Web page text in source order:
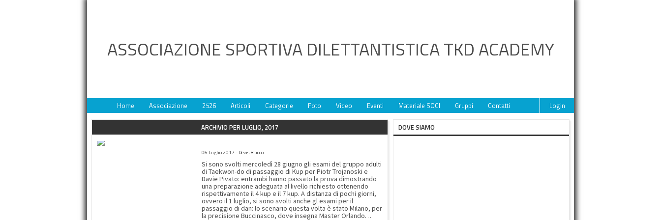
ASSOCIAZIONE SPORTIVA DILETTANTISTICA TKD ACADEMY
Home Associazione 2526 Articoli Categorie Foto Video Eventi Materiale SOCI Gruppi Contatti Login
ARCHIVIO PER LUGLIO, 2017
06 Luglio 2017 - Devis Biacco
Si sono svolti mercoledì 28 giugno gli esami del gruppo adulti
di Taekwon-do di passaggio di Kup per Piotr Trojanoski e
Davie Pivato: entrambi hanno passato la prova dimostrando
una preparazione adeguata al livello richiesto ottenendo
rispettivamente il 4 kup e il 7 kup. A distanza di pochi giorni,
ovvero il 1 luglio, si sono svolti anche gl esami per il
passaggio di dan: lo scenario questa volta è stato Milano, per
la precisione Buccinasco, dove insegna Master Orlando
DOVE SIAMO